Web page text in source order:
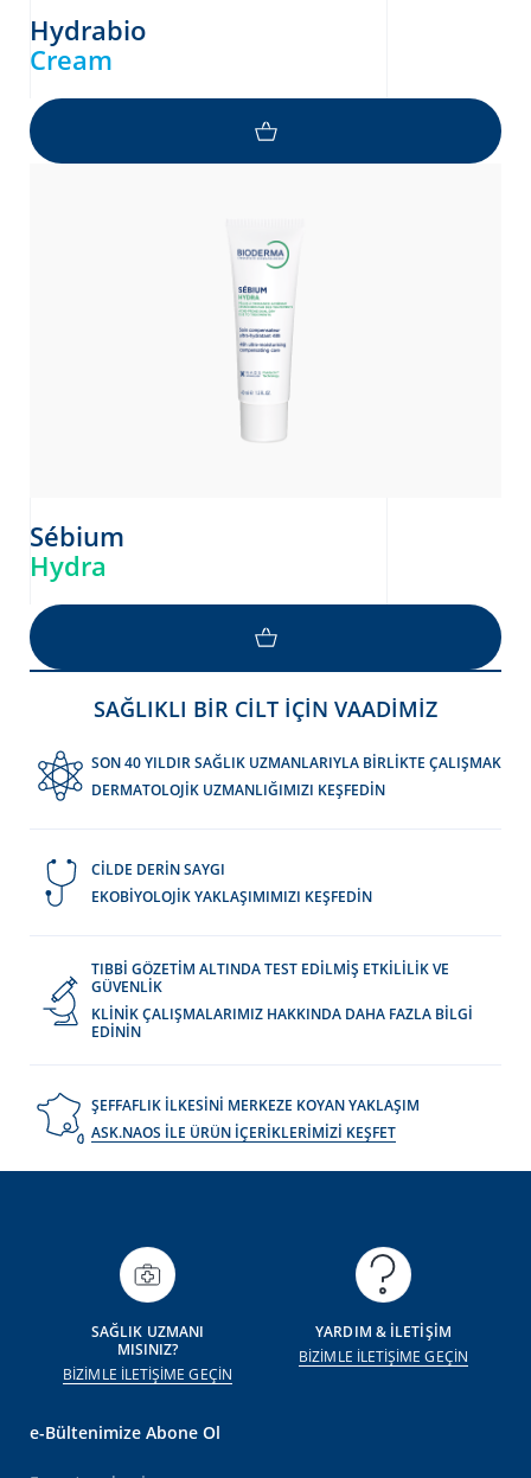
Hydrabio
Cream
Sébium
Hydra
LOAD MORESAĞLIKLI BİR CİLT İÇİN VAADİMİZ
SON 40 YILDIR SAĞLIK UZMANLARIYLA BİRLİKTE ÇALIŞMAK
DERMATOLOJİK UZMANLIĞIMIZI KEŞFEDİN
CİLDE DERİN SAYGI
EKOBİYOLOJİK YAKLAŞIMIMIZI KEŞFEDİN
TIBBİ GÖZETİM ALTINDA TEST EDİLMİŞ ETKİLİLİK VE
GÜVENLİK
KLİNİK ÇALIŞMALARIMIZ HAKKINDA DAHA FAZLA BİLGİ
EDİNİN
ŞEFFAFLIK İLKESİNİ MERKEZE KOYAN YAKLAŞIM
ASK.NAOS İLE ÜRÜN İÇERİKLERİMİZİ KEŞFET
SAĞLIK UZMANI
MISINIZ?
BİZİMLE İLETİŞİME GEÇİN
YARDIM & İLETİŞİM
BİZİMLE İLETİŞİME GEÇİN
e-Bültenimize Abone Ol